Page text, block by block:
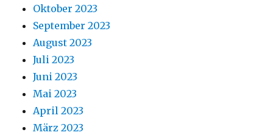
Oktober 2023
September 2023
August 2023
Juli 2023
Juni 2023
Mai 2023
April 2023
März 2023